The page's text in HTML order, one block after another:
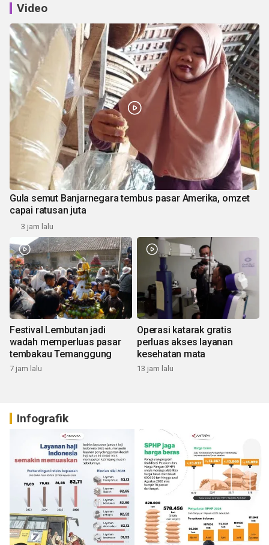
Video
Gula semut Banjarnegara tembus pasar Amerika, omzet
capai ratusan juta
3 jam lalu
Festival Lembutan jadi
wadah memperluas pasar
tembakau Temanggung
7 jam lalu
Operasi katarak gratis
perluas akses layanan
kesehatan mata
13 jam lalu
Infografik